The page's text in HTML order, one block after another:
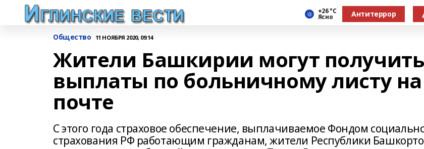
+26 °С
Ясно Антитеррор
Общество 11 НОЯБРЯ 2020, 09:14
Жители Башкирии могут получить
выплаты по больничному листу на
почте
С этого года страховое обеспечение, выплачиваемое Фондом
страхования РФ работающим гражданам, жители Республики